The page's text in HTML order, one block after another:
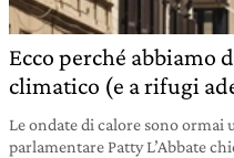
Ecco perché abbiamo
climatico (e a rifugi
Le ondate di calore sono
parlamentare Patty L’Abbate